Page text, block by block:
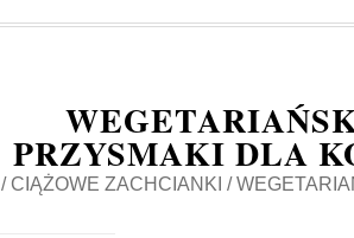
PRZYSMAKI DLA
/ CIĄŻOWE ZACHCIANKI /